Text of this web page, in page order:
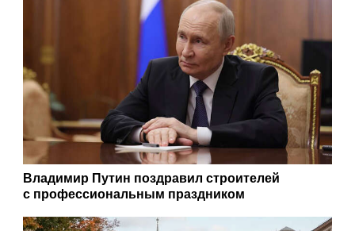
Владимир Путин поздравил строителей
с профессиональным праздником